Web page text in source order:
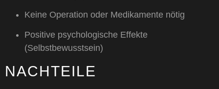
Keine Operation oder Medikamente nötig
Positive psychologische Effekte
(Selbstbewusstsein)
NACHTEILE